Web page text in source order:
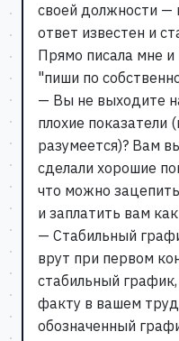
своей должности —
ответ известен и
Прямо писала мне
"пиши по
— Вы не выходите
плохие показатели
разумеется)? Вам
сделали хорошие
что можно
и заплатить вам
— Стабильный
врут при первом
стабильный
факту в вашем
обозначенный